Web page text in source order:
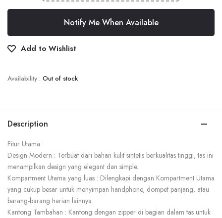
Notify Me When Available
Add to Wishlist
Availability : Out of stock
Description
Fitur Utama :
Design Modern : Terbuat dari bahan kulit sintetis berkualitas tinggi, tas ini
menampilkan design yang elegant dan simple.
Kompartment Utama yang luas : Dilengkapi dengan Kompartment Utama
yang cukup besar untuk menyimpan handphone, dompet panjang, atau
barang-barang harian lainnya.
Kantong Tambahan : Kantong dengan zipper di bagian dalam tas untuk